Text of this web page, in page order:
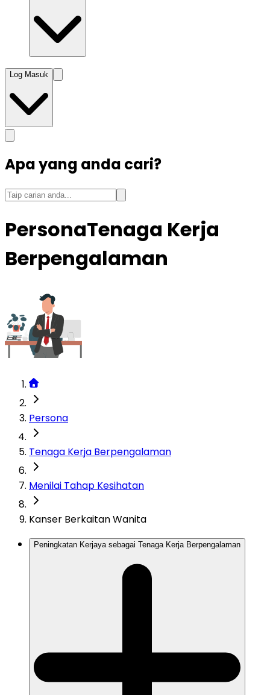
Log Masuk
Apa yang anda cari?
PersonaTenaga Kerja
Berpengalaman
Persona
Tenaga Kerja Berpengalaman
Menilai Tahap Kesihatan
Kanser Berkaitan Wanita
Peningkatan Kerjaya sebagai Tenaga Kerja Berpengalaman